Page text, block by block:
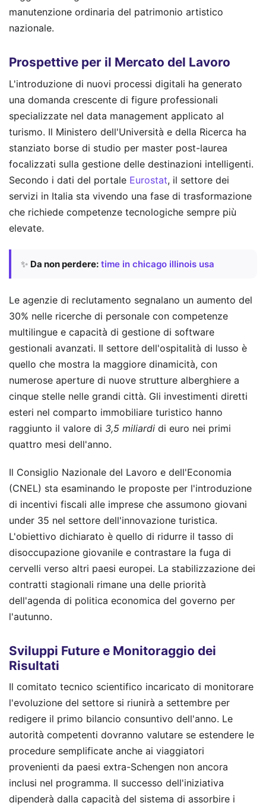
manutenzione ordinaria del patrimonio artistico
nazionale.
Prospettive per il Mercato del Lavoro
L'introduzione di nuovi processi digitali ha generato
una domanda crescente di figure professionali
specializzate nel data management applicato al
turismo. Il Ministero dell'Università e della Ricerca ha
stanziato borse di studio per master post-laurea
focalizzati sulla gestione delle destinazioni intelligenti.
Secondo i dati del portale Eurostat, il settore dei
servizi in Italia sta vivendo una fase di trasformazione
che richiede competenze tecnologiche sempre più
elevate.
✨ Da non perdere: time in chicago illinois usa
Le agenzie di reclutamento segnalano un aumento del
30% nelle ricerche di personale con competenze
multilingue e capacità di gestione di software
gestionali avanzati. Il settore dell'ospitalità di lusso è
quello che mostra la maggiore dinamicità, con
numerose aperture di nuove strutture alberghiere a
cinque stelle nelle grandi città. Gli investimenti diretti
esteri nel comparto immobiliare turistico hanno
raggiunto il valore di 3,5 miliardi di euro nei primi
quattro mesi dell'anno.
Il Consiglio Nazionale del Lavoro e dell'Economia
(CNEL) sta esaminando le proposte per l'introduzione
di incentivi fiscali alle imprese che assumono giovani
under 35 nel settore dell'innovazione turistica.
L'obiettivo dichiarato è quello di ridurre il tasso di
disoccupazione giovanile e contrastare la fuga di
cervelli verso altri paesi europei. La stabilizzazione dei
contratti stagionali rimane una delle priorità
dell'agenda di politica economica del governo per
l'autunno.
Sviluppi Future e Monitoraggio dei
Risultati
Il comitato tecnico scientifico incaricato di monitorare
l'evoluzione del settore si riunirà a settembre per
redigere il primo bilancio consuntivo dell'anno. Le
autorità competenti dovranno valutare se estendere le
procedure semplificate anche ai viaggiatori
provenienti da paesi extra-Schengen non ancora
inclusi nel programma. Il successo dell'iniziativa
dipenderà dalla capacità del sistema di assorbire i